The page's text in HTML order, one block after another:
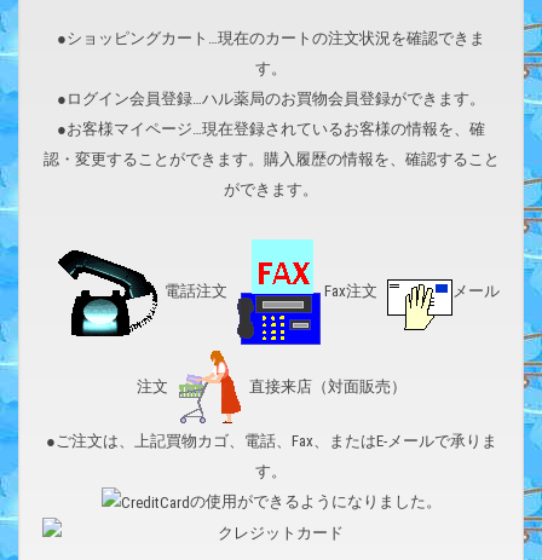
●ショッピングカート…現在のカートの注文状況を確認できま
す。
●ログイン会員登録…ハル薬局のお買物会員登録ができます。
●お客様マイページ…現在登録されているお客様の情報を、確
認・変更することができます。購入履歴の情報を、確認すること
ができます。
電話注文 Fax注文 メール
注文 直接来店（対面販売）
●ご注文は、上記買物カゴ、電話、Fax、またはE-メールで承りま
す。
の使用ができるようになりました。